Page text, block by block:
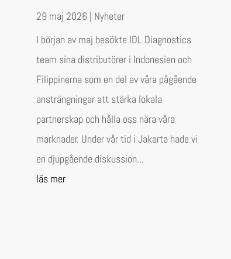
29 maj 2026| Nyheter
I början av maj besökte IDL Diagnostics
team sina distributörer i Indonesien och
Filippinerna som en del av våra pågående
ansträngningar att stärka lokala
partnerskap och hålla oss nära våra
marknader. Under vår tid i Jakarta hade vi
en djupgående diskussion...
läs mer